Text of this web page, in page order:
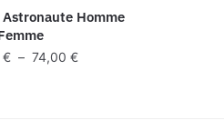
Homme
€ – 74,00 €Plage